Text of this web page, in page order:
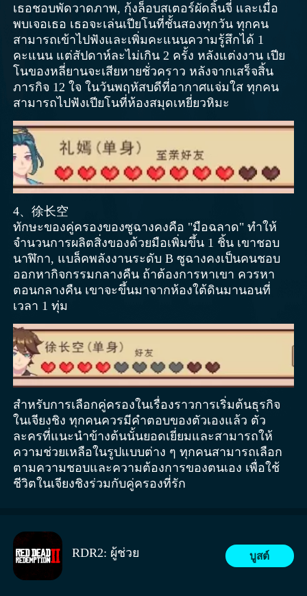
เธอชอบพัดวาดภาพ, กุ้งล็อบสเตอร์ผัดลิ้นจี่ และเมื่อ
พบเจอเธอ เธอจะเล่นเปียโนที่ชั้นสองทุกวัน ทุกคน
สามารถเข้าไปฟังและเพิ่มคะแนนความรู้สึกได้ 1
คะแนน แต่สัปดาห์ละไม่เกิน 2 ครั้ง หลังแต่งงาน เปีย
โนของหลี่ยานจะเสียหายชั่วคราว หลังจากเสร็จสิ้น
ภารกิจ 12 ใจ ในวันพฤหัสบดีที่อากาศแจ่มใส ทุกคน
สามารถไปฟังเปียโนที่ห้องสมุดเหยี่ยวหิมะ
4、徐长空
ทักษะของคู่ครองของซูฉางคงคือ "มือฉลาด" ทำให้
จำนวนการผลิตสิ่งของด้วยมือเพิ่มขึ้น 1 ชิ้น เขาชอบ
นาฬิกา, แบล็คพลังงานระดับ B ซูฉางคงเป็นคนชอบ
ออกหากิจกรรมกลางคืน ถ้าต้องการหาเขา ควรหา
ตอนกลางคืน เขาจะขึ้นมาจากห้องใต้ดินมานอนที่
เวลา 1 ทุ่ม
สำหรับการเลือกคู่ครองในเรื่องราวการเริ่มต้นธุรกิจ
ในเจียงชิง ทุกคนควรมีคำตอบของตัวเองแล้ว ตัว
ละครที่แนะนำข้างต้นนั้นยอดเยี่ยมและสามารถให้
ความช่วยเหลือในรูปแบบต่าง ๆ ทุกคนสามารถเลือก
ตามความชอบและความต้องการของตนเอง เพื่อใช้
ชีวิตในเจียงชิงร่วมกับคู่ครองที่รัก
RDR2: ผู้ช่วย บูสต์